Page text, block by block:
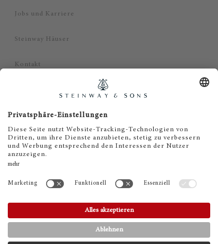
Jobs und Karriere
Steinway Häuser
Kontakt
Impressum
Haftungsausschluss
Cookie Zustimmung